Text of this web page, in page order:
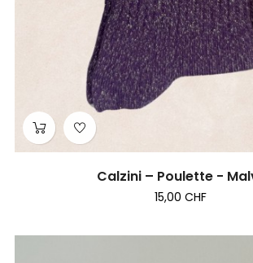
Calzini – Poulette -
15,00 CHF